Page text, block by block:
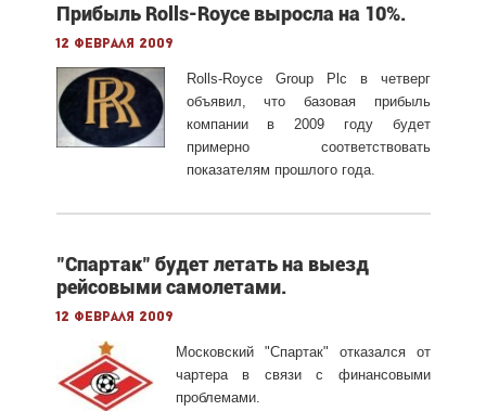
Прибыль Rolls-Royce выросла на 10%.
12 февраля 2009
Rolls-Royce Group Plc в четверг
объявил, что базовая прибыль
компании в 2009 году будет
примерно соответствовать
показателям прошлого года.
"Спартак" будет летать на выезд
рейсовыми самолетами.
12 февраля 2009
Московский "Спартак" отказался от
чартера в связи с финансовыми
проблемами.